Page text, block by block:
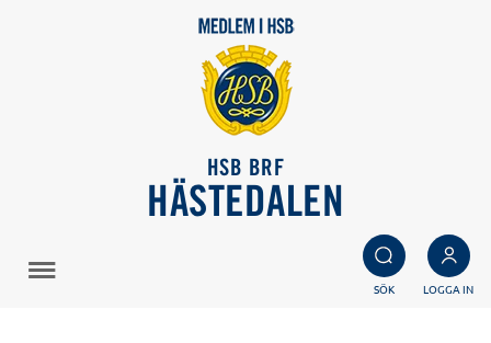
HSB BRF
HÄSTEDALEN
SÖK LOGGA IN